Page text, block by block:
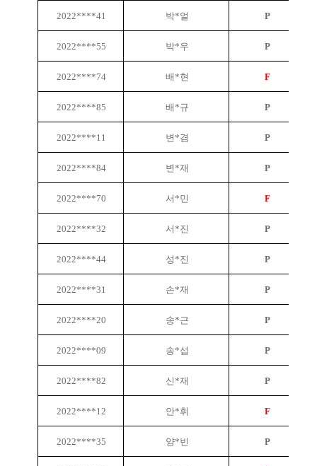
2022****41 박*얼 P
2022****55 박*우 P
2022****74 배*현 F
2022****85 배*규 P
2022****11 변*겸 P
2022****84 변*재 P
2022****70 서*민 F
2022****32 서*진 P
2022****44 성*진 P
2022****31 손*재 P
2022****20 송*근 P
2022****09 송*섭 P
2022****82 신*재 P
2022****12 안*휘 F
2022****35 양*빈 P